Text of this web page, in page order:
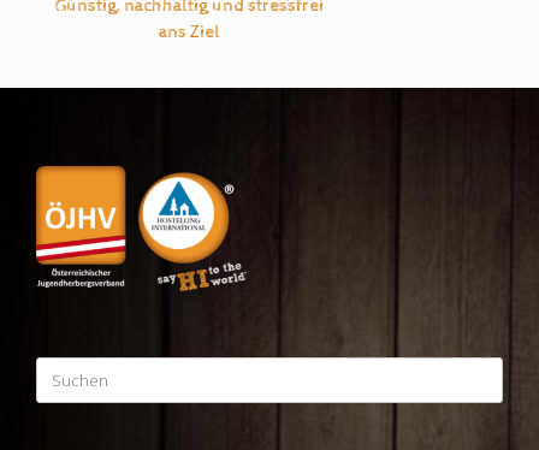
Günstig, nachhaltig und stressfrei
ans Ziel
Suchen
nach: